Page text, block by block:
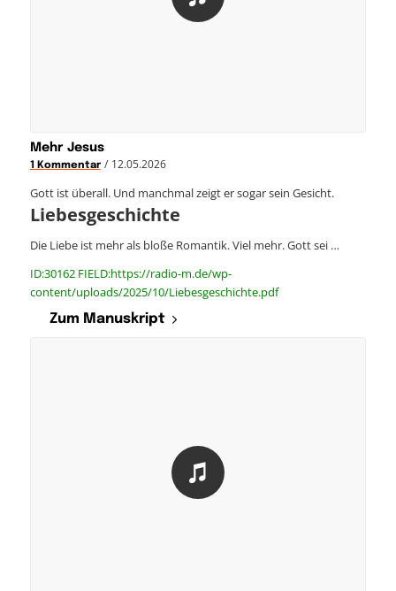
Mehr Jesus
1 Kommentar / 12.05.2026
Gott ist überall. Und manchmal zeigt er sogar sein Gesicht.
Liebesgeschichte
Die Liebe ist mehr als bloße Romantik. Viel mehr. Gott sei …
ID:30162 FIELD:https://radio-m.de/wp-
content/uploads/2025/10/Liebesgeschichte.pdf
Zum Manuskript